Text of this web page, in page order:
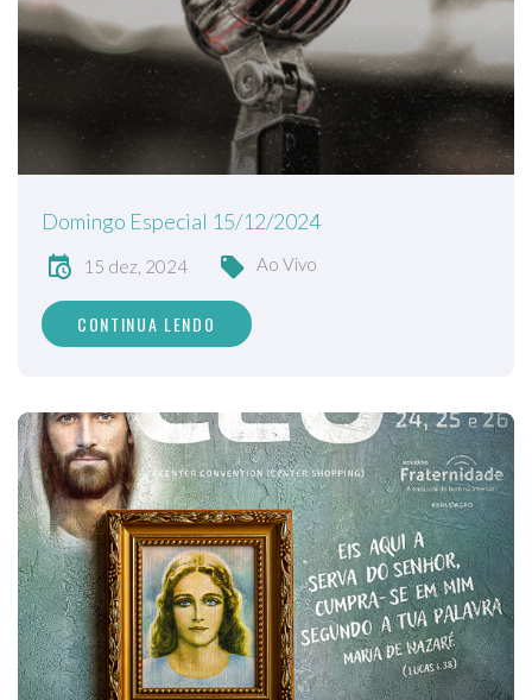
Domingo Especial 15/12/2024
15 dez, 2024 Ao Vivo
CONTINUA LENDO